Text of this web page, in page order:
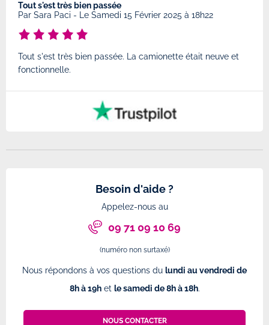
Tout s'est très bien passée
Par Sara Paci - Le Samedi 15 Février 2025 à 18h22
Tout s'est très bien passée. La camionette était neuve et
fonctionnelle.
Besoin d'aide ?
Appelez-nous au
09 71 09 10 69
(numéro non surtaxé)
Nous répondons à vos questions du lundi au vendredi de
8h à 19het le samedi de 8h à 18h.
NOUS CONTACTER